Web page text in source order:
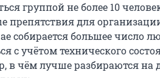
группой не более 10
препятствия для
собирается большее число
с учётом технического
в чём лучше разбираются на